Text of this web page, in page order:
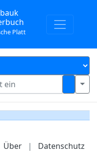
Platt
Über | Datenschutz